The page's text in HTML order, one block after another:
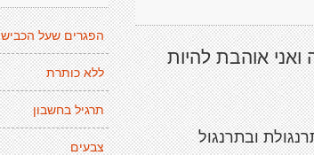
הפגרים שעל הכביש
ללא כותרת
תרגיל בחשבון
צבעים
אוהבת להיות
ובתרנגול